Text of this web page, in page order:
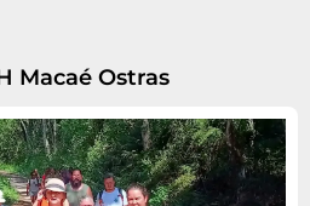
Macaé Ostras